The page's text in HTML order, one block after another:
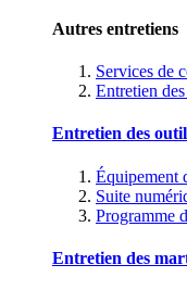
Autres entretiens
Services de
Entretien
Entretien des
Équipement
Suite
Programme
Entretien des